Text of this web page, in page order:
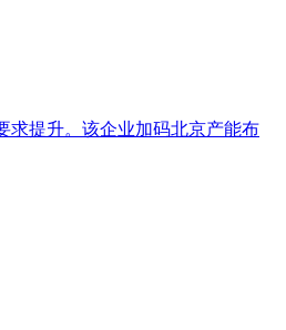
求提升。该企业加码北京产能布